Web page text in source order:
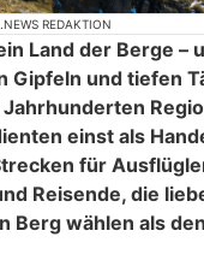
REDAKTION
Land der Berge –
Gipfeln und tiefen
einst als
für
Reisende, die
Berg wählen als